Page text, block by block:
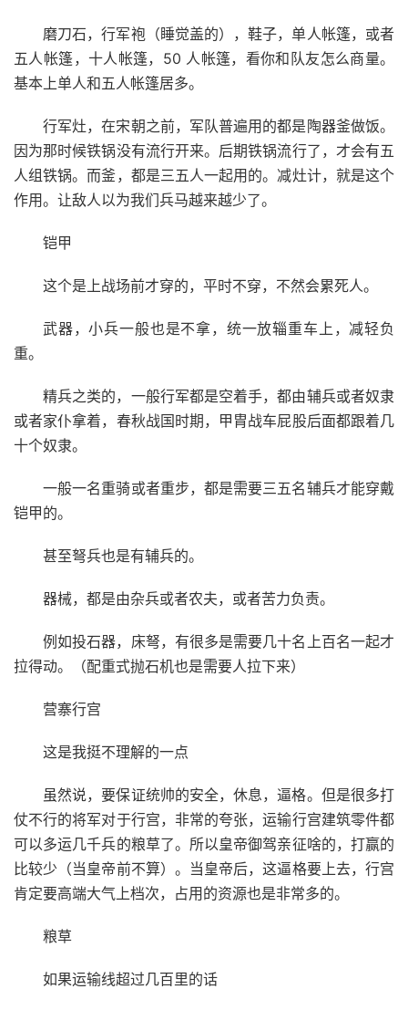
磨刀石，行军袍（睡觉盖的），鞋子，单人帐篷，或者
五人帐篷，十人帐篷，50 人帐篷，看你和队友怎么商量。
基本上单人和五人帐篷居多。
行军灶，在宋朝之前，军队普遍用的都是陶器釜做饭。
因为那时候铁锅没有流行开来。后期铁锅流行了，才会有五
人组铁锅。而釜，都是三五人一起用的。减灶计，就是这个
作用。让敌人以为我们兵马越来越少了。
铠甲
这个是上战场前才穿的，平时不穿，不然会累死人。
武器，小兵一般也是不拿，统一放辎重车上，减轻负
重。
精兵之类的，一般行军都是空着手，都由辅兵或者奴隶
或者家仆拿着，春秋战国时期，甲胄战车屁股后面都跟着几
十个奴隶。
一般一名重骑或者重步，都是需要三五名辅兵才能穿戴
铠甲的。
甚至弩兵也是有辅兵的。
器械，都是由杂兵或者农夫，或者苦力负责。
例如投石器，床弩，有很多是需要几十名上百名一起才
拉得动。（配重式抛石机也是需要人拉下来）
营寨行宫
这是我挺不理解的一点
虽然说，要保证统帅的安全，休息，逼格。但是很多打
仗不行的将军对于行宫，非常的夸张，运输行宫建筑零件都
可以多运几千兵的粮草了。所以皇帝御驾亲征啥的，打赢的
比较少（当皇帝前不算）。当皇帝后，这逼格要上去，行宫
肯定要高端大气上档次，占用的资源也是非常多的。
粮草
如果运输线超过几百里的话